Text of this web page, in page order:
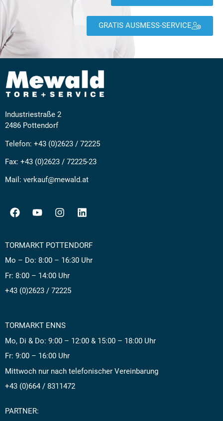
GRATIS AUSMESS-SERVICE
Industriestraße 2
2486 Pottendorf
Telefon: +43 (0)2623 / 72225
Fax: +43 (0)2623 / 72225-23
Mail: verkauf@mewald.at
TORMARKT POTTENDORF
Mo – Do: 8:00 – 16:30 Uhr
Fr: 8:00 – 14:00 Uhr
+43 (0)2623 / 72225
TORMARKT ENNS
Mo, Di & Do: 9:00 – 12:00 & 15:00 – 18:00 Uhr
Fr: 9:00 – 16:00 Uhr
Mittwoch nur nach telefonischer Vereinbarung
+43 (0)664 / 8311472
PARTNER: